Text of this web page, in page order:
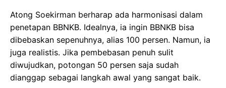
Atong Soekirman berharap ada harmonisasi dalam
penetapan BBNKB. Idealnya, ia ingin BBNKB bisa
dibebaskan sepenuhnya, alias 100 persen. Namun, ia
juga realistis. Jika pembebasan penuh sulit
diwujudkan, potongan 50 persen saja sudah
dianggap sebagai langkah awal yang sangat baik.